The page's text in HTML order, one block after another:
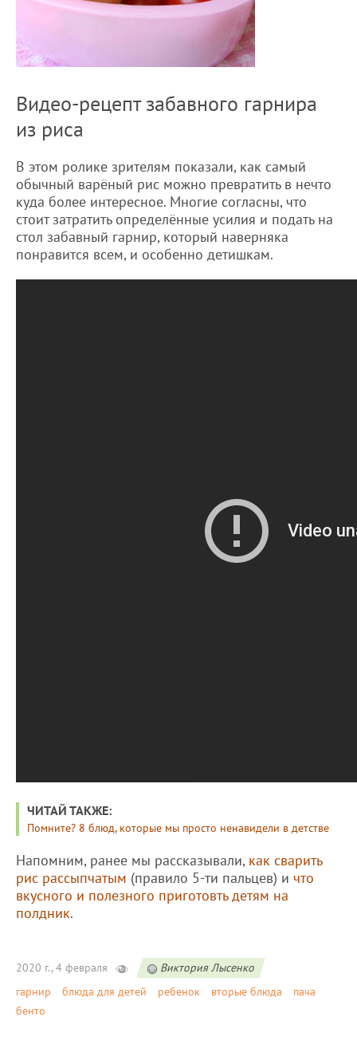
Видео-рецепт забавного гарнира
из риса
В этом ролике зрителям показали, как самый
обычный варёный рис можно превратить в нечто
куда более интересное. Многие согласны, что
стоит затратить определённые усилия и подать на
стол забавный гарнир, который наверняка
понравится всем, и особенно детишкам.
ЧИТАЙ ТАКЖЕ:
Помните? 8 блюд, которые мы просто ненавидели в детстве
Напомним, ранее мы рассказывали, как сварить
рис рассыпчатым (правило 5-ти пальцев) и что
вкусного и полезного приготовть детям на
полдник.
2020 г., 4 февраля
Виктория Лысенко
гарнир
блюда для детей ребенок вторые блюда
пача
бенто